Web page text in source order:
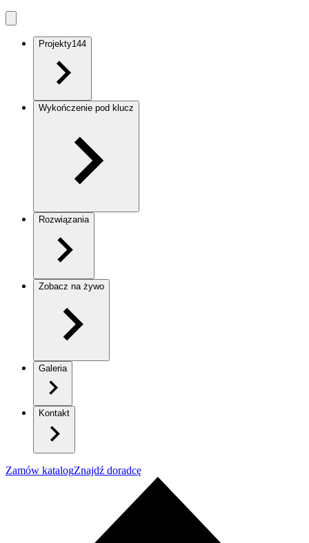
Projekty144
Wykończenie pod klucz
Rozwiązania
Zobacz na żywo
Galeria
Kontakt
Zamów katalogZnajdź doradcę